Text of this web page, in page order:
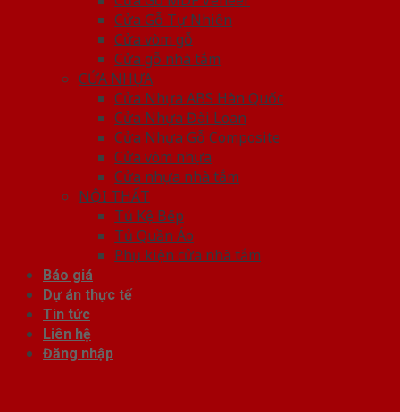
Cửa Gỗ Tự Nhiên
Cửa vòm gỗ
Cửa gỗ nhà tắm
CỬA NHỰA
Cửa Nhựa ABS Hàn Quốc
Cửa Nhựa Đài Loan
Cửa Nhựa Gỗ Composite
Cửa vòm nhựa
Cửa nhựa nhà tắm
NỘI THẤT
Tủ Kệ Bếp
Tủ Quần Áo
Phụ kiện cửa nhà tắm
Báo giá
Dự án thực tế
Tin tức
Liên hệ
Đăng nhập